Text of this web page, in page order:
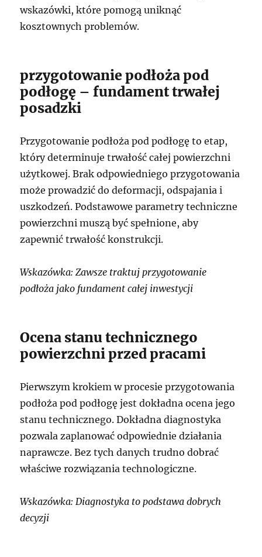
wskazówki, które pomogą uniknąć
kosztownych problemów.
przygotowanie podłoża pod
podłogę – fundament trwałej
posadzki
Przygotowanie podłoża pod podłogę to etap,
który determinuje trwałość całej powierzchni
użytkowej. Brak odpowiedniego przygotowania
może prowadzić do deformacji, odspajania i
uszkodzeń. Podstawowe parametry techniczne
powierzchni muszą być spełnione, aby
zapewnić trwałość konstrukcji.
Wskazówka: Zawsze traktuj przygotowanie
podłoża jako fundament całej inwestycji
Ocena stanu technicznego
powierzchni przed pracami
Pierwszym krokiem w procesie przygotowania
podłoża pod podłogę jest dokładna ocena jego
stanu technicznego. Dokładna diagnostyka
pozwala zaplanować odpowiednie działania
naprawcze. Bez tych danych trudno dobrać
właściwe rozwiązania technologiczne.
Wskazówka: Diagnostyka to podstawa dobrych
decyzji